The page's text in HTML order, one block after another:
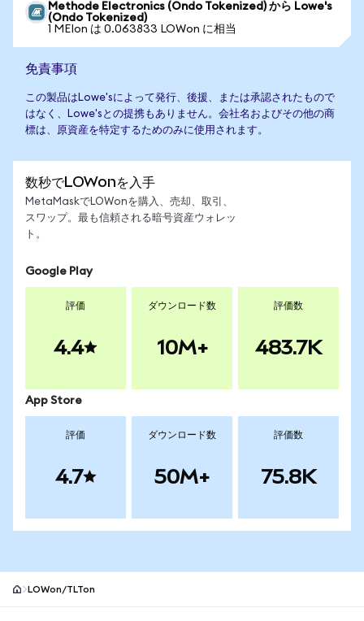
Methode Electronics (Ondo Tokenized) から Lowe's
(Ondo Tokenized)
1 MEIon は 0.063833 LOWon に相当
免責事項
この製品はLowe'sによって発行、後援、または承認されたもので
はなく、Lowe'sとの提携もありません。会社名およびその他の商
標は、原資産を特定するためのみに使用されます。
数秒でLOWonを入手
MetaMaskでLOWonを購入、売却、取引、
スワップ。最も信頼される暗号資産ウォレッ
ト。
Google Play
評価
4.4
ダウンロード数
10M+
評価数
483.7K
App Store
評価
4.7
ダウンロード数
50M+
評価数
75.8K
LOWon/TLTon